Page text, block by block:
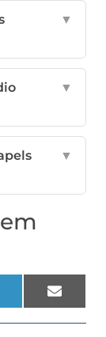
▼
▼
▼
Email